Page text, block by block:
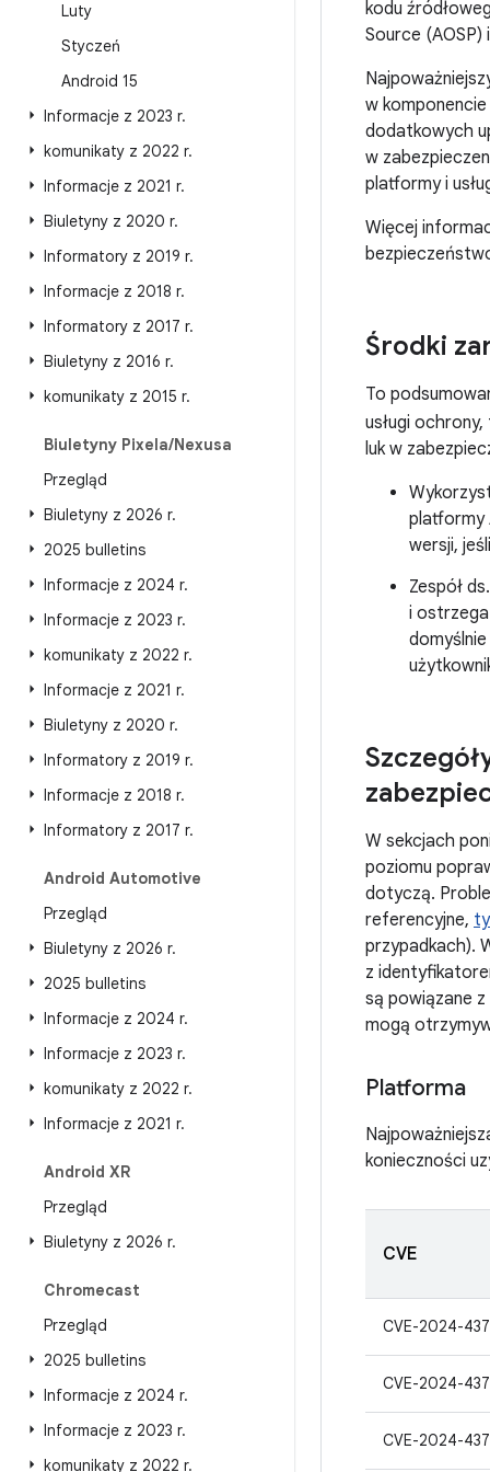
Luty
Styczeń
Android 15
Informacje z 2023 r.
komunikaty z 2022 r.
Informacje z 2021 r.
Biuletyny z 2020 r.
Informatory z 2019 r.
Informacje z 2018 r.
Informatory z 2017 r.
Biuletyny z 2016 r.
komunikaty z 2015 r.
Biuletyny Pixela/Nexusa
Przegląd
Biuletyny z 2026 r.
2025 bulletins
Informacje z 2024 r.
Informacje z 2023 r.
komunikaty z 2022 r.
Informacje z 2021 r.
Biuletyny z 2020 r.
Informatory z 2019 r.
Informacje z 2018 r.
Informatory z 2017 r.
Android Automotive
Przegląd
Biuletyny z 2026 r.
2025 bulletins
Informacje z 2024 r.
Informacje z 2023 r.
komunikaty z 2022 r.
Informacje z 2021 r.
Android XR
Przegląd
Biuletyny z 2026 r.
Chromecast
Przegląd
2025 bulletins
Informacje z 2024 r.
Informacje z 2023 r.
komunikaty z 2022 r.
kodu
Source (AOSP)
w
dodatkowych
w
platformy i
Więcej
Środki
To
usługi
luk w
platformy
wersji,
Zespół
i
W sekcjach
poziomu
dotyczą.
referencyjne,
przypadkach).
z
są powiązane
mogą
Platforma
konieczności
CVE
CVE-2024-
CVE-2024-
CVE-2024-